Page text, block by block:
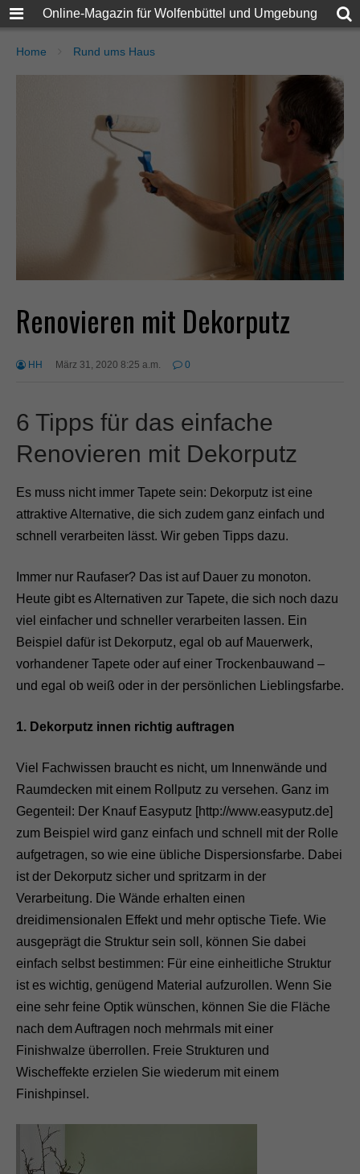
Online-Magazin für Wolfenbüttel und Umgebung
Home Rund ums Haus
Renovieren mit Dekorputz
HH März 31, 2020 8:25 a.m. 0
6 Tipps für das einfache
Renovieren mit Dekorputz
Es muss nicht immer Tapete sein: Dekorputz ist eine
attraktive Alternative, die sich zudem ganz einfach und
schnell verarbeiten lässt. Wir geben Tipps dazu.
Immer nur Raufaser? Das ist auf Dauer zu monoton.
Heute gibt es Alternativen zur Tapete, die sich noch dazu
viel einfacher und schneller verarbeiten lassen. Ein
Beispiel dafür ist Dekorputz, egal ob auf Mauerwerk,
vorhandener Tapete oder auf einer Trockenbauwand –
und egal ob weiß oder in der persönlichen Lieblingsfarbe.
1. Dekorputz innen richtig auftragen
Viel Fachwissen braucht es nicht, um Innenwände und
Raumdecken mit einem Rollputz zu versehen. Ganz im
Gegenteil: Der Knauf Easyputz [http://www.easyputz.de]
zum Beispiel wird ganz einfach und schnell mit der Rolle
aufgetragen, so wie eine übliche Dispersionsfarbe. Dabei
ist der Dekorputz sicher und spritzarm in der
Verarbeitung. Die Wände erhalten einen
dreidimensionalen Effekt und mehr optische Tiefe. Wie
ausgeprägt die Struktur sein soll, können Sie dabei
einfach selbst bestimmen: Für eine einheitliche Struktur
ist es wichtig, genügend Material aufzurollen. Wenn Sie
eine sehr feine Optik wünschen, können Sie die Fläche
nach dem Auftragen noch mehrmals mit einer
Finishwalze überrollen. Freie Strukturen und
Wischeffekte erzielen Sie wiederum mit einem
Finishpinsel.